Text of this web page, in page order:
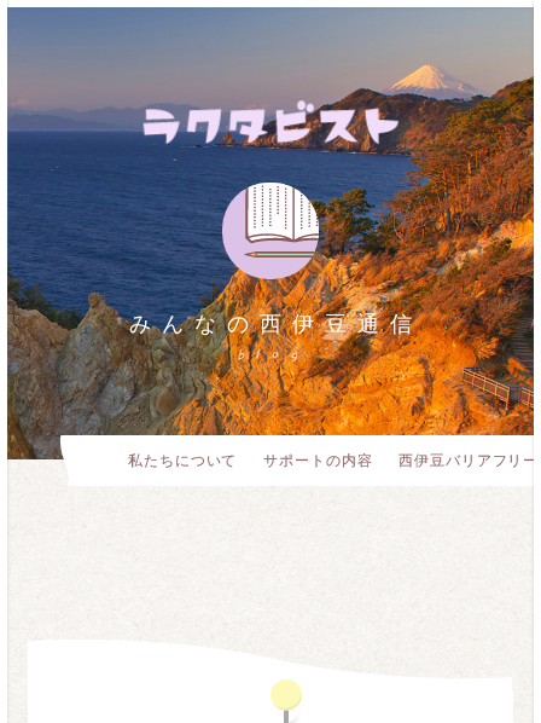
私たちについて サポートの内容 西伊豆バリアフリ
みんなの西伊豆通信
blog